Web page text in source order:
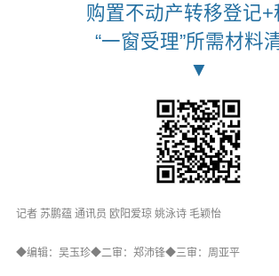
购置不动产转移登记+
“一窗受理”所需材料
▼
记者 苏鹏蕴 通讯员 欧阳爱琼 姚泳诗 毛颖怡
◆编辑：吴玉珍◆二审：郑沛锋◆三审：周亚平